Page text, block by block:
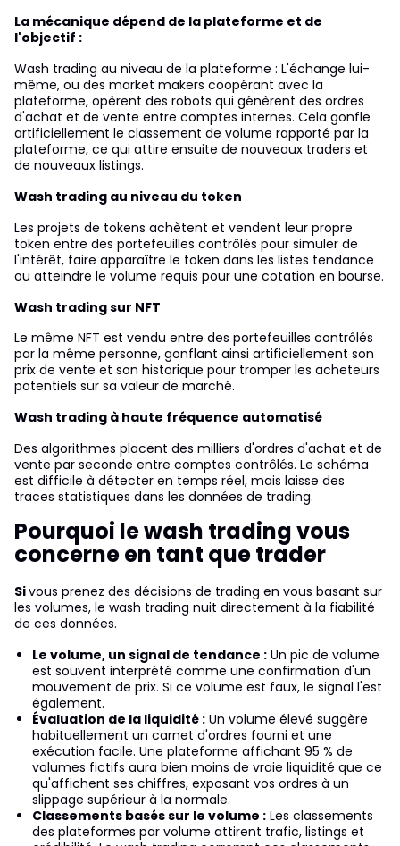
La mécanique dépend de la plateforme et de
l'objectif :
Wash trading au niveau de la plateforme : L'échange lui-
même, ou des market makers coopérant avec la
plateforme, opèrent des robots qui génèrent des ordres
d'achat et de vente entre comptes internes. Cela gonfle
artificiellement le classement de volume rapporté par la
plateforme, ce qui attire ensuite de nouveaux traders et
de nouveaux listings.
Wash trading au niveau du token
Les projets de tokens achètent et vendent leur propre
token entre des portefeuilles contrôlés pour simuler de
l'intérêt, faire apparaître le token dans les listes tendance
ou atteindre le volume requis pour une cotation en bourse.
Wash trading sur NFT
Le même NFT est vendu entre des portefeuilles contrôlés
par la même personne, gonflant ainsi artificiellement son
prix de vente et son historique pour tromper les acheteurs
potentiels sur sa valeur de marché.
Wash trading à haute fréquence automatisé
Des algorithmes placent des milliers d'ordres d'achat et de
vente par seconde entre comptes contrôlés. Le schéma
est difficile à détecter en temps réel, mais laisse des
traces statistiques dans les données de trading.
Pourquoi le wash trading vous
concerne en tant que trader
Sivous prenez des décisions de trading en vous basant sur
les volumes, le wash trading nuit directement à la fiabilité
de ces données.
Le volume, un signal de tendance : Un pic de volume
est souvent interprété comme une confirmation d'un
mouvement de prix. Si ce volume est faux, le signal l'est
également.
Évaluation de la liquidité : Un volume élevé suggère
habituellement un carnet d'ordres fourni et une
exécution facile. Une plateforme affichant 95 % de
volumes fictifs aura bien moins de vraie liquidité que ce
qu'affichent ses chiffres, exposant vos ordres à un
slippage supérieur à la normale.
Classements basés sur le volume : Les classements
des plateformes par volume attirent trafic, listings et